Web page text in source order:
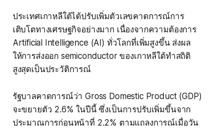
ประเทศเกาหลีใต้ได้ปรับเพิ่มตัวเลขคาดการณ์การ
เติบโตทางเศรษฐกิจอย่างมาก เนื่องจากความต้องการ
Artificial Intelligence (AI) ทั่วโลกที่เพิ่มสูงขึ้น ส่งผล
ให้การส่งออก semiconductor ของเกาหลีใต้ทำสถิติ
สูงสุดเป็นประวัติการณ์
รัฐบาลคาดการณ์ว่า Gross Domestic Product (GDP)
จะขยายตัว 2.6% ในปีนี้ ซึ่งเป็นการปรับเพิ่มขึ้นจาก
ประมาณการก่อนหน้าที่ 2.2% ตามแถลงการณ์เมื่อวัน